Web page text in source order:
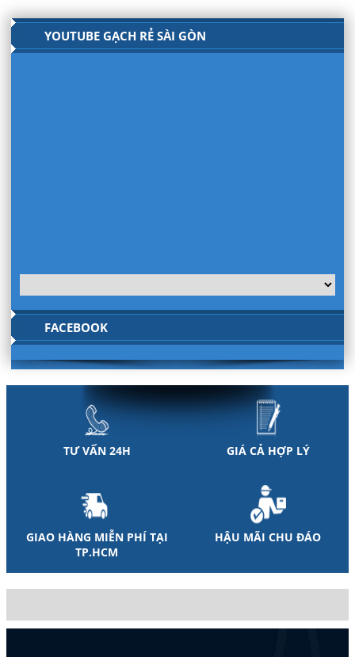
YOUTUBE GẠCH RẺ SÀI GÒN
FACEBOOK
TƯ VẤN 24H GIÁ CẢ HỢP LÝ
GIAO HÀNG MIỄN PHÍ TẠI
TP.HCM
HẬU MÃI CHU ĐÁO